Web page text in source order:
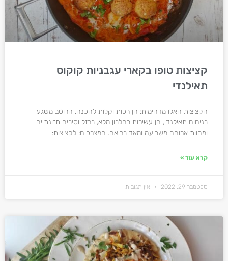
קציצות טופו בקארי עגבניות קוקוס
תאילנדי
הקציצות האלו מדהימות: הן רכות וקלות להכנה, הרוטב משגע
בניחוח תאילנדי, הן עשירות בחלבון מלא, ברזל וסיבים תזונתיים
ומהוות ארוחה משביעה ומאד בריאה. המצרכים: לקציצות:
קרא עוד »
ספטמבר 29, 2022 אין תגובות